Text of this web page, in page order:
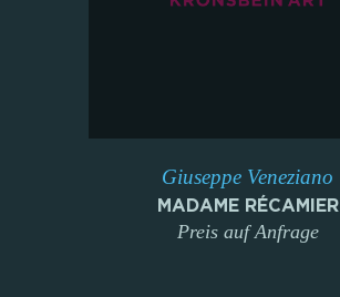
Giuseppe Veneziano
MADAME RÉCAMIER
Preis auf Anfrage